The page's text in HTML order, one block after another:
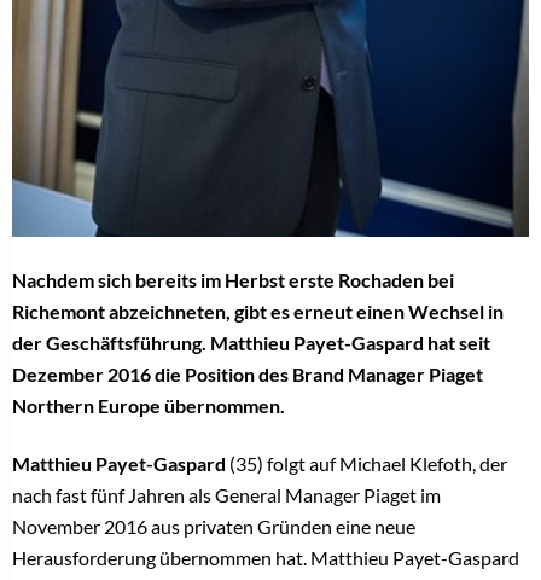
Nachdem sich bereits im Herbst erste Rochaden bei
Richemont abzeichneten, gibt es erneut einen Wechsel in
der Geschäftsführung. Matthieu Payet-Gaspard hat seit
Dezember 2016 die Position des Brand Manager Piaget
Northern Europe übernommen.
Matthieu Payet-Gaspard (35) folgt auf Michael Klefoth, der
nach fast fünf Jahren als General Manager Piaget im
November 2016 aus privaten Gründen eine neue
Herausforderung übernommen hat. Matthieu Payet-Gaspard